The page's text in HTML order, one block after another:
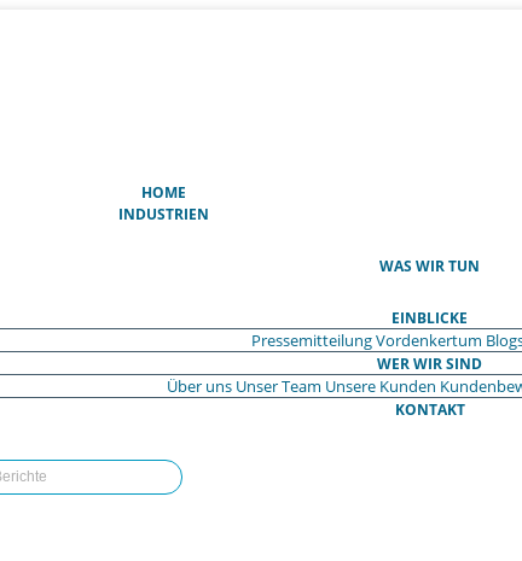
HOME
INDUSTRIEN
WAS WIR TUN
EINBLICKE
PressemitteilungVordenkertum
WER WIR SIND
Über uns Unser Team Unsere Kunden
KONTAKT